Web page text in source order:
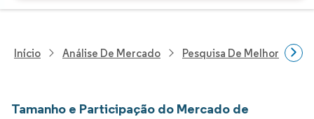
Início Análise De Mercado Pesquisa De Melhorias
Tamanho e Participação do Mercado de